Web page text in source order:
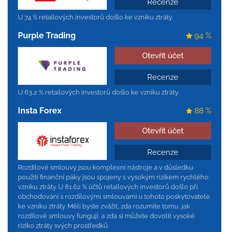
Recenze
U 74 % retailových investorů došlo ke vzniku ztráty.
Purple Trading
Otevřít účet
Recenze
94 %
U 63,2 % retailových investorů došlo ke vzniku ztráty.
Insta Forex
Otevřít účet
Recenze
88 %
Rozdílové smlouvy jsou komplexní nástroje a v důsledku
použití finanční páky jsou spojeny s vysokým rizikem rychlého
vzniku ztráty. U 81.62 % účtů retailových investorů došlo při
obchodování s rozdílovými smlouvami u tohoto poskytovatele
ke vzniku ztráty. Měli byste zvážit, zda rozumíte tomu, jak
rozdílové smlouvy fungují, a zda si můžete dovolit vysoké
riziko ztráty svých prostředků.